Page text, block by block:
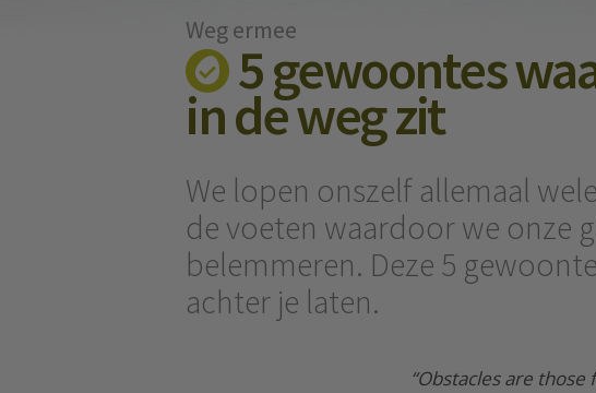
Weg ermee
5 gewoontes
in de weg zit
We lopen onszelf allemaal
de voeten waardoor we onze
belemmeren. Deze 5
achter je laten.
“Obstacles are